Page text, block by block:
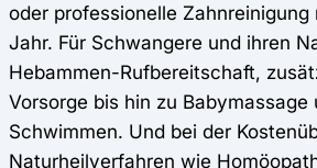
oder professionelle Zahnreinigung
Jahr. Für Schwangere und ihren
Hebammen-Rufbereitschaft,
Vorsorge bis hin zu Babymassage
Schwimmen. Und bei der
Naturheilverfahren wie